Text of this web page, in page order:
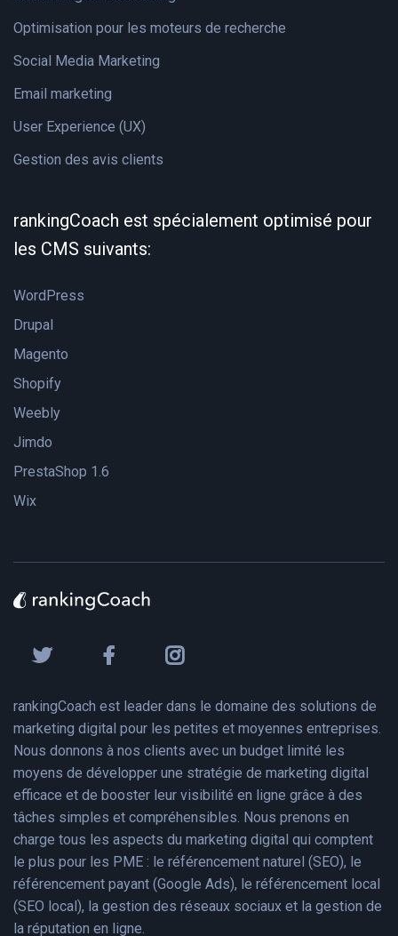
Optimisation pour les moteurs de recherche
Social Media Marketing
Email marketing
User Experience (UX)
Gestion des avis clients
rankingCoach est spécialement optimisé pour
les CMS suivants:
WordPress
Drupal
Magento
Shopify
Weebly
Jimdo
PrestaShop 1.6
Wix
rankingCoach est leader dans le domaine des solutions de
marketing digital pour les petites et moyennes entreprises.
Nous donnons à nos clients avec un budget limité les
moyens de développer une stratégie de marketing digital
efficace et de booster leur visibilité en ligne grâce à des
tâches simples et compréhensibles. Nous prenons en
charge tous les aspects du marketing digital qui comptent
le plus pour les PME : le référencement naturel (SEO), le
référencement payant (Google Ads), le référencement local
(SEO local), la gestion des réseaux sociaux et la gestion de
la réputation en ligne.